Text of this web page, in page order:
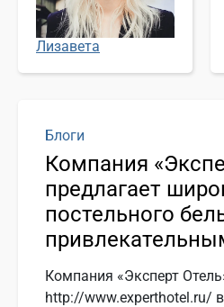
Лизавета
Блоги
Компания
предлагает
постельного
Компания «Эксперт
http://www.experthotel.ru/